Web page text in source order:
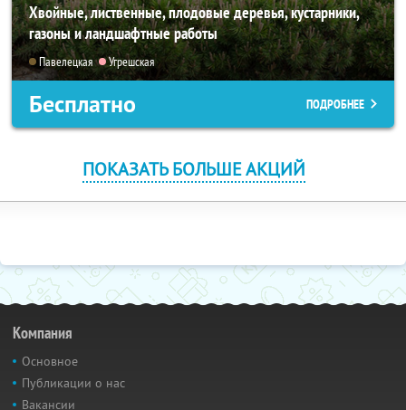
Хвойные, лиственные, плодовые деревья, кустарники,
газоны и ландшафтные работы
Павелецкая Угрешская
Бесплатно ПОДРОБНЕЕ
ПОКАЗАТЬ БОЛЬШЕ АКЦИЙ
Компания
Основное
Публикации о нас
Вакансии